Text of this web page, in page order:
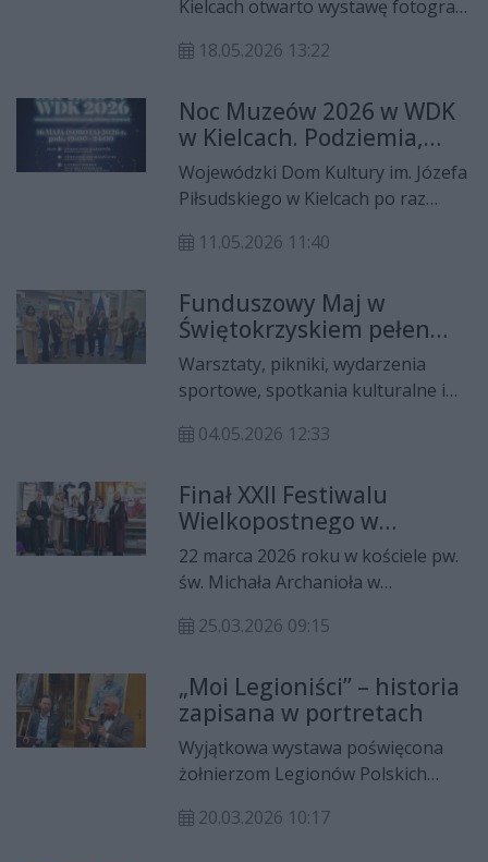
regionu i całej Polski.
Kielcach otwarto wystawę fotografii
przygotowaną przez uczniów
Strasza w Kielcach. Wernisaż odbył
się 15 maja i przyciągnął liczne
grono gości – rodziny, przyjaciół
oraz miłośników fotografii i filmu.
18.05.2026 13:22
Noc Muzeów 2026 w WDK
w Kielcach. Podziemia,
sztuka i kino z muzyką na
żywo
Wojewódzki Dom Kultury im. Józefa
Piłsudskiego w Kielcach po raz
akcję Noc Muzeów 2026. W sobotę,
regionu będą mogli uczestniczyć w
wyjątkowym wieczorze pełnym
historii, sztuki i filmowych emocji.
Wszystkie wydarzenia odbędą się w
godzinach 19.00–24.00, a wstęp
będzie bezpłatny.
11.05.2026 11:40
Funduszowy Maj w
Świętokrzyskiem pełen
atrakcji
Warsztaty, pikniki, wydarzenia
sportowe, spotkania kulturalne i
miejsc na co dzień niedostępnych –
Maj 2026 w województwie
świętokrzyskim. Inicjatywa będzie
okazją nie tylko do wspólnego
spędzania czasu, ale także do
Polski w Unii Europejskiej i realnych
europejskich.
04.05.2026 12:33
Finał XXII Festiwalu
Wielkopostnego w
Daleszycach. Poznaliśmy
laureatów (GALERIA ZDJĘĆ)
22 marca 2026 roku w kościele pw.
św. Michała Archanioła w
finałowy XXII Festiwalu
stanowiło uroczyste
podsumowanie tegorocznej edycji,
podczas którego ogłoszono wyniki
konkursu oraz wręczono nagrody
laureatom we wszystkich
kategoriach.
25.03.2026 09:15
„Moi Legioniści” – historia
zapisana w portretach
Wyjątkowa wystawa poświęcona
żołnierzom Legionów Polskich
sztuki. Podczas wernisażu
20.03.2026 10:17